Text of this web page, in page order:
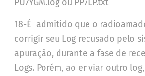
PU7YGM.log ou PP7LP.txt
18-É admitido que o
corrigir seu Log recusado pelo
apuração, durante a fase de
Logs. Porém, ao enviar outro